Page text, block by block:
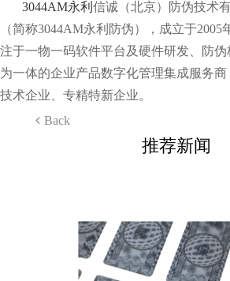
3044AM永利 信诚（北京）防伪技术
（简称3044AM永利防伪），成立于2005
注于一物一码软件平台及硬件研发、防伪
为一体的企业产品数字化管理集成服务
技术企业、专精特新企业。
Back
推荐新闻